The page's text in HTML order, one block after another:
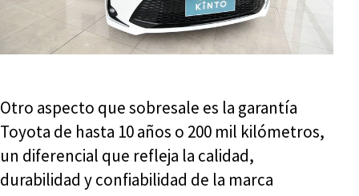
Otro aspecto que sobresale es la garantía
Toyota de hasta 10 años o 200 mil kilómetros,
un diferencial que refleja la calidad,
durabilidad y confiabilidad de la marca